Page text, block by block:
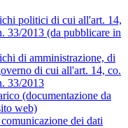
politici di cui all'art. 14,
33/2013 (da pubblicare in
di amministrazione, di
di cui all'art. 14, co.
33/2013
(documentazione da
web)
dei dati